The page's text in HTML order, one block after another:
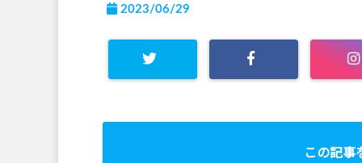
2023/06/29
この記事